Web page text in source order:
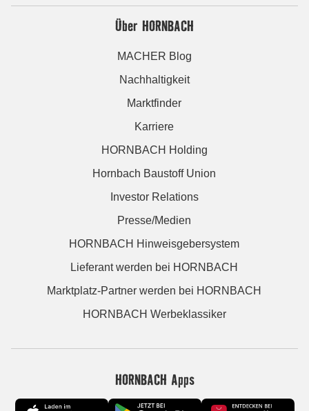
Über HORNBACH
MACHER Blog
Nachhaltigkeit
Marktfinder
Karriere
HORNBACH Holding
Hornbach Baustoff Union
Investor Relations
Presse/Medien
HORNBACH Hinweisgebersystem
Lieferant werden bei HORNBACH
Marktplatz-Partner werden bei HORNBACH
HORNBACH Werbeklassiker
HORNBACH Apps